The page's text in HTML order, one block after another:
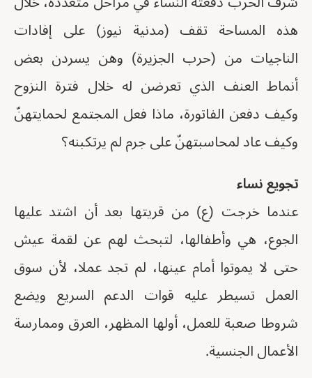
هذه المساحة تقف (مدنية نيوز) على إفادات
الناجيات من (حرب الجزيرة) وهن يسردن بعض
أنماط العنف الذي تعرضن له خلال فترة النزوح
وكيف دفعن الفاتورة، ماذا فعل المجتمع لحمايتهنّ
وكيف عاد لمحاسبتهنّ على جرم لم يرتكبنه؟
تجويع نساء
عندما خرجت (ع) من قريتها بعد أن اشتد عليها
الجوع، هي وأطفالها، لتبحث لهم عن لقمة عيش
حتى لا يموتوا أمام عينها، لم تجد عملا، لأن سوق
العمل تسيطر عليه قوات الدعم السريع ويضع
شروطا صعبة للعمل، أولها المظهر، العرق وممارسة
الأعمال الجنسية.